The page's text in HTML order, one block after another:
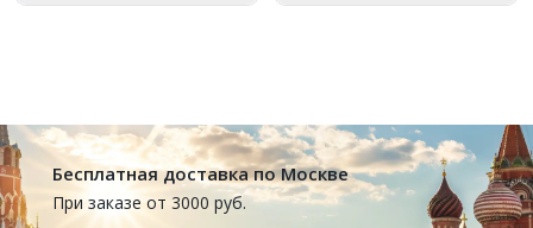
Бесплатная доставка по Москве
При заказе от 3000 руб.